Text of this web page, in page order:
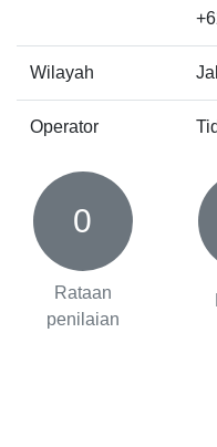
Wilayah
Operator
0
Rataan
penilaian